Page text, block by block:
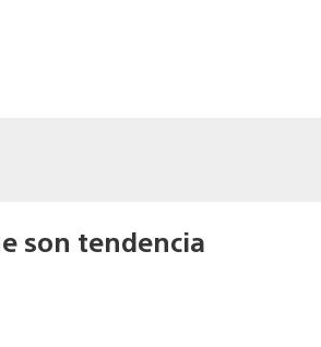
son tendencia